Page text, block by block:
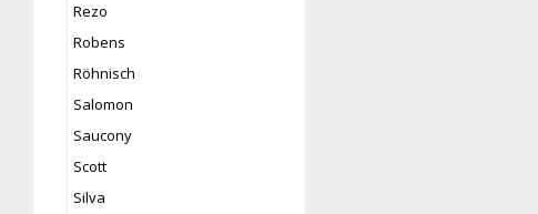
Rezo
Robens
Röhnisch
Salomon
Saucony
Scott
Silva